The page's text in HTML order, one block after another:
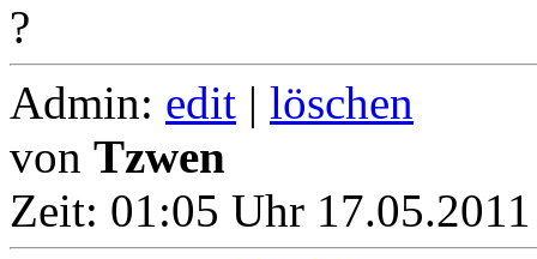
?
Admin: edit | löschen
von Tzwen
Zeit: 01:05 Uhr